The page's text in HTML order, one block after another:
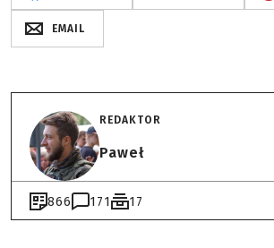
EMAIL
REDAKTOR
Paweł
866 171 17